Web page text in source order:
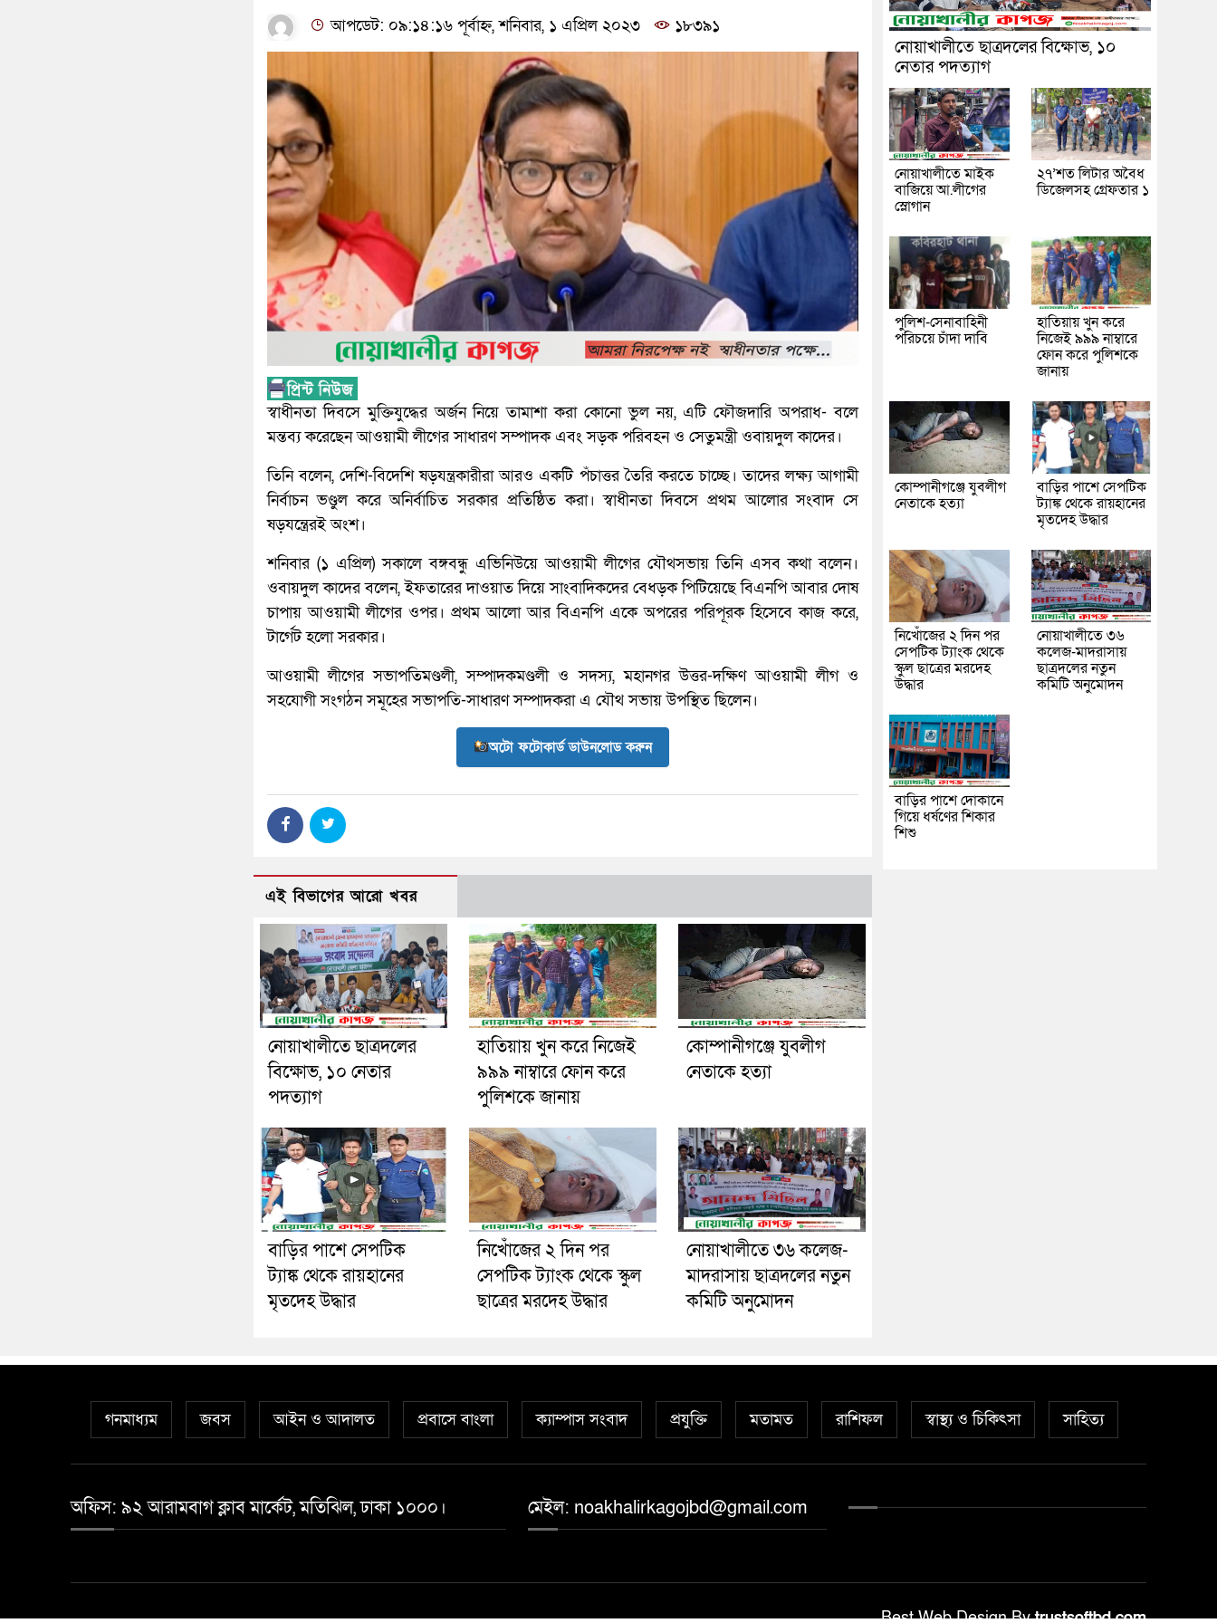
আপডেট: ০৯:১৪:১৬ পূর্বাহ্ন, শনিবার, ১ এপ্রিল ২০২৩ ১৮৩৯১
স্বাধীনতা দিবসে মুক্তিযুদ্ধের অর্জন নিয়ে তামাশা করা কোনো ভুল নয়, এটি ফৌজদারি অপরাধ- বলে
মন্তব্য করেছেন আওয়ামী লীগের সাধারণ সম্পাদক এবং সড়ক পরিবহন ও সেতুমন্ত্রী ওবায়দুল কাদের।
তিনি বলেন, দেশি-বিদেশি ষড়যন্ত্রকারীরা আরও একটি পঁচাত্তর তৈরি করতে চাচ্ছে। তাদের লক্ষ্য আগামী
নির্বাচন ভণ্ডুল করে অনির্বাচিত সরকার প্রতিষ্ঠিত করা। স্বাধীনতা দিবসে প্রথম আলোর সংবাদ সে
ষড়যন্ত্রেরই অংশ।
শনিবার (১ এপ্রিল) সকালে বঙ্গবন্ধু এভিনিউয়ে আওয়ামী লীগের যৌথসভায় তিনি এসব কথা বলেন।
ওবায়দুল কাদের বলেন, ইফতারের দাওয়াত দিয়ে সাংবাদিকদের বেধড়ক পিটিয়েছে বিএনপি আবার দোষ
চাপায় আওয়ামী লীগের ওপর। প্রথম আলো আর বিএনপি একে অপরের পরিপূরক হিসেবে কাজ করে,
টার্গেট হলো সরকার।
আওয়ামী লীগের সভাপতিমণ্ডলী, সম্পাদকমণ্ডলী ও সদস্য, মহানগর উত্তর-দক্ষিণ আওয়ামী লীগ ও
সহযোগী সংগঠন সমূহের সভাপতি-সাধারণ সম্পাদকরা এ যৌথ সভায় উপস্থিত ছিলেন।
অটো ফটোকার্ড ডাউনলোড করুন
এই বিভাগের আরো খবর
নোয়াখালীতে ছাত্রদলের
বিক্ষোভ, ১০ নেতার
পদত্যাগ
হাতিয়ায় খুন করে নিজেই
৯৯৯ নাম্বারে ফোন করে
পুলিশকে জানায়
কোম্পানীগঞ্জে যুবলীগ
নেতাকে হত্যা
বাড়ির পাশে সেপটিক
ট্যাঙ্ক থেকে রায়হানের
মৃতদেহ উদ্ধার
নিখোঁজের ২ দিন পর
সেপটিক ট্যাংক থেকে স্কুল
ছাত্রের মরদেহ উদ্ধার
নোয়াখালীতে ৩৬ কলেজ-
মাদরাসায় ছাত্রদলের নতুন
কমিটি অনুমোদন
নোয়াখালীতে ছাত্রদলের বিক্ষোভ, ১০
নেতার পদত্যাগ
নোয়াখালীতে মাইক
বাজিয়ে আ.লীগের
স্লোগান
২৭’শত লিটার অবৈধ
ডিজেলসহ গ্রেফতার ১
পুলিশ-সেনাবাহিনী
পরিচয়ে চাঁদা দাবি
হাতিয়ায় খুন করে
নিজেই ৯৯৯ নাম্বারে
ফোন করে পুলিশকে
জানায়
কোম্পানীগঞ্জে যুবলীগ
নেতাকে হত্যা
বাড়ির পাশে সেপটিক
ট্যাঙ্ক থেকে রায়হানের
মৃতদেহ উদ্ধার
নিখোঁজের ২ দিন পর
সেপটিক ট্যাংক থেকে
স্কুল ছাত্রের মরদেহ
উদ্ধার
নোয়াখালীতে ৩৬
কলেজ-মাদরাসায়
ছাত্রদলের নতুন
কমিটি অনুমোদন
বাড়ির পাশে দোকানে
গিয়ে ধর্ষণের শিকার
শিশু
গনমাধ্যম জবস আইন ও আদালত প্রবাসে বাংলা ক্যাম্পাস সংবাদ প্রযুক্তি মতামত রাশিফল স্বাস্থ্য ও চিকিৎসা সাহিত্য
অফিস: ৯২ আরামবাগ ক্লাব মার্কেট, মতিঝিল, ঢাকা ১০০০। মেইল: noakhalirkagojbd@gmail.com
Best Web Design Bytrustsoftbd.com